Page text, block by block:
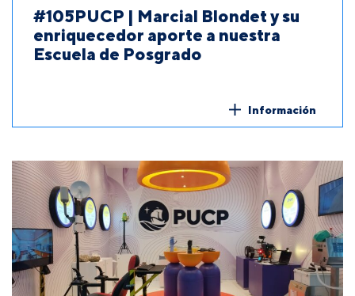
#105PUCP | Marcial Blondet y su
enriquecedor aporte a nuestra
Escuela de Posgrado
Información